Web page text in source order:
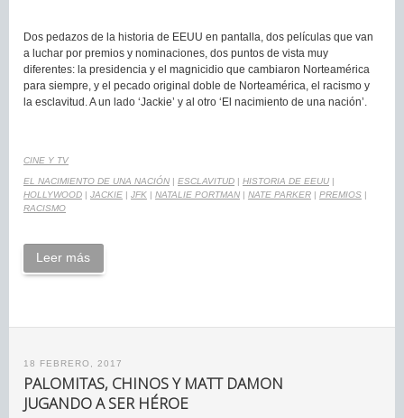
Dos pedazos de la historia de EEUU en pantalla, dos películas que van
a luchar por premios y nominaciones, dos puntos de vista muy
diferentes: la presidencia y el magnicidio que cambiaron Norteamérica
para siempre, y el pecado original doble de Norteamérica, el racismo y
la esclavitud. A un lado ‘Jackie’ y al otro ‘El nacimiento de una nación’.
CINE Y TV
EL NACIMIENTO DE UNA NACIÓN | ESCLAVITUD | HISTORIA DE EEUU |
HOLLYWOOD | JACKIE | JFK | NATALIE PORTMAN | NATE PARKER | PREMIOS |
RACISMO
Leer más
18 FEBRERO, 2017
PALOMITAS, CHINOS Y MATT DAMON
JUGANDO A SER HÉROE